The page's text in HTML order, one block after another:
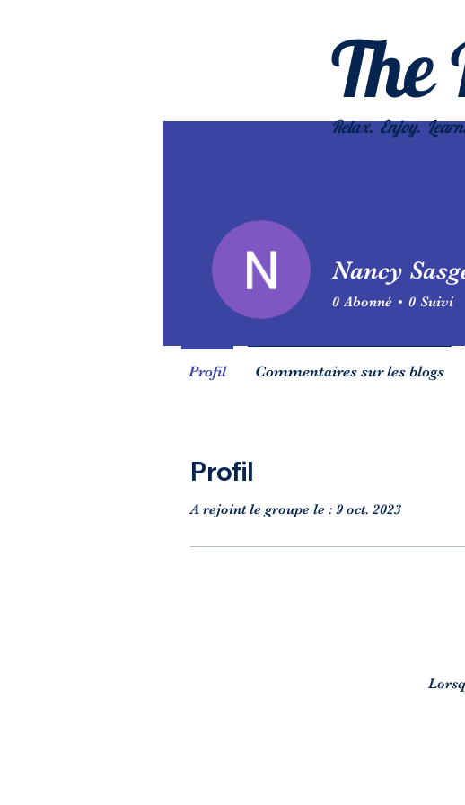
The
Relax. Enjoy. Learn
Profil
A rejoint le groupe le : 9 oct. 2023
Nancy
0 Abonné 0 Suivi
Profil Commentaires sur les blogs